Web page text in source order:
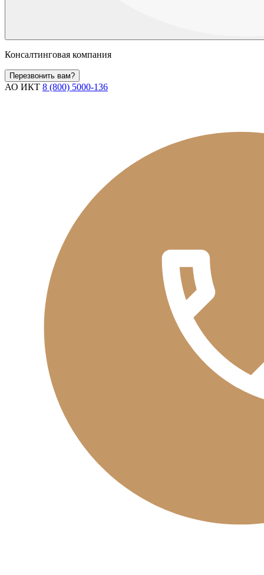
Консалтинговая компания
Перезвонить вам?
АО ИКТ 8 (800) 5000-136